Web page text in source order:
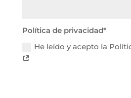
Política de privacidad*
He leído y acepto la